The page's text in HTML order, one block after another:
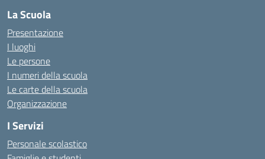
La Scuola
Presentazione
I luoghi
Le persone
I numeri della scuola
Le carte della scuola
Organizzazione
I Servizi
Personale scolastico